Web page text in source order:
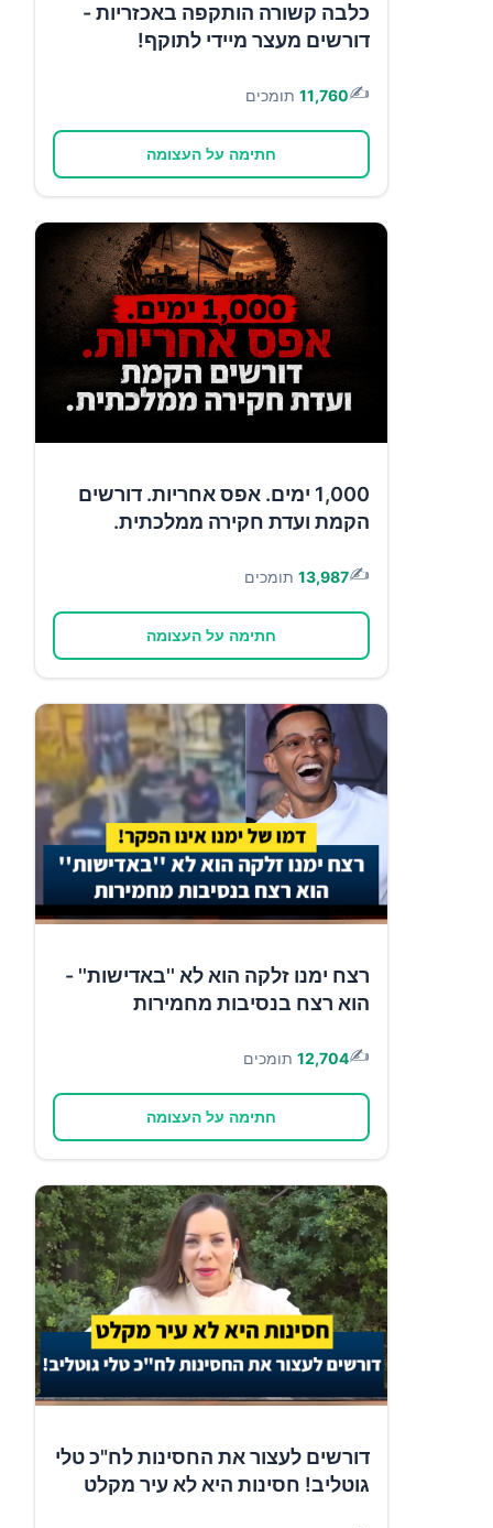
כלבה קשורה הותקפה באכזריות -
דורשים מעצר מיידי לתוקף!
✍️
11,760 תומכים
חתימה על העצומה
1,000 ימים. אפס אחריות. דורשים
הקמת ועדת חקירה ממלכתית.
✍️
13,987 תומכים
חתימה על העצומה
רצח ימנו זלקה הוא לא ''באדישות'' -
הוא רצח בנסיבות מחמירות
✍️
12,704 תומכים
חתימה על העצומה
דורשים לעצור את החסינות לח"כ טלי
גוטליב! חסינות היא לא עיר מקלט